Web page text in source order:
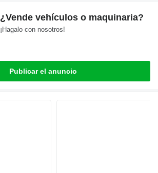
¿Vende vehículos o maquinaria?
¡Hagalo con nosotros!
Publicar el anuncio